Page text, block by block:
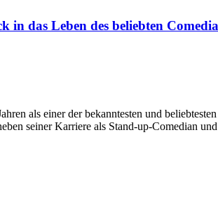
das Leben des beliebten
als einer der bekanntesten und
seiner Karriere als Stand-up-Comedian